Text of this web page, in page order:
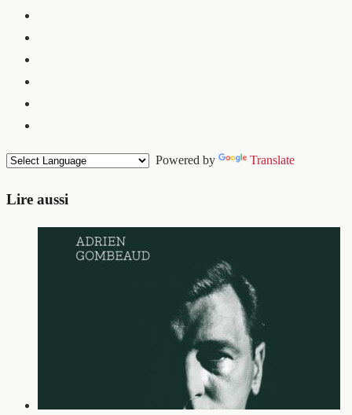
Powered by Translate
Lire aussi